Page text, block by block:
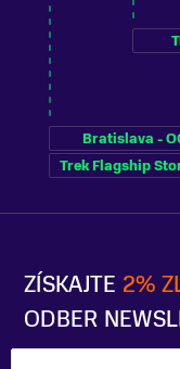
ZÍSKAJTE 2%
ODBER
Bratislava -
Trek Flagship